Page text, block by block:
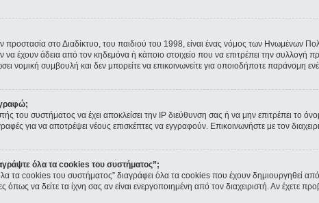
προστασία στο Διαδίκτυο, του παιδιού του 1998, είναι ένας νόμος των Ηνωμένων
να έχουν άδεια από τον κηδεμόνα ή κάποιο στοιχείο που να επιτρέπει την
νομική συμβουλή και δεν μπορείτε να επικοινωνείτε για οποιοδήποτε παράνομη
του συστήματος να έχει αποκλείσει την IP διεύθυνση σας ή να μην επιτρέπει το
για να αποτρέψει νέους επισκέπτες να εγγραφούν. Επικοινωνήστε με τον
όλα τα cookies του συστήματος”;
τα cookies του συστήματος” διαγράφει όλα τα cookies που έχουν δημιουργηθεί
όπως να δείτε τα ίχνη σας αν είναι ενεργοποιημένη από τον διαχειριστή. Αν